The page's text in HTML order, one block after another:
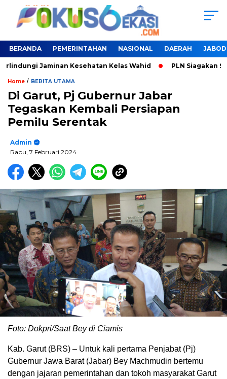
BERANDA PEMERINTAHAN NASIONAL DAERAH
Jaminan Kesehatan Kelas Wahid PLN Siagakan
Home / BERITA UTAMA
Di Garut, Pj Gubernur Jabar
Tegaskan Kembali Persiapan
Pemilu Serentak
Admin
Rabu, 7 Februari 2024
Foto: Dokpri/Saat Bey di Ciamis
Kab. Garut (BRS) – Untuk kali pertama Penjabat (Pj)
Gubernur Jawa Barat (Jabar) Bey Machmudin bertemu
dengan jajaran pemerintahan dan tokoh masyarakat Garut